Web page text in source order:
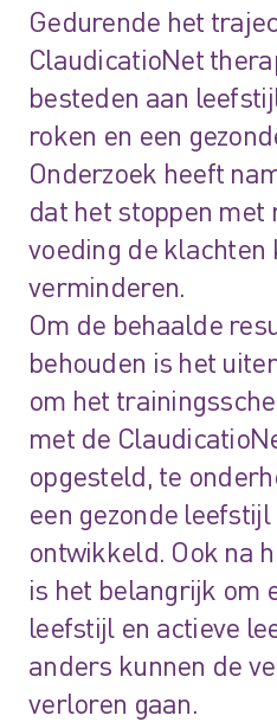
Gedurende het
ClaudicatioNet
besteden aan
roken en een
Onderzoek heeft
dat het stoppen met
voeding de klachten
verminderen.
Om de behaalde
behouden is het
om het
met de
opgesteld, te
een gezonde
ontwikkeld. Ook na
is het belangrijk om
leefstijl en actieve
anders kunnen de
verloren gaan.